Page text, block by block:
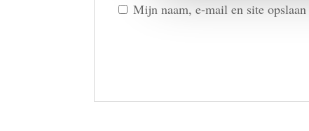
Mijn naam, e-mail en site